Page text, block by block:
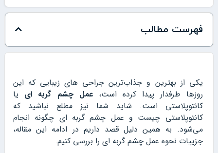
فهرست مطالب
یکی از بهترین و جذاب‌ترین جراحی های زیبایی که این
روزها طرفدار پیدا کرده است،عمل چشم گربه ای یا
کانتوپلاستی است. شاید شما نیز مطلع نباشید که
کانتوپلاستی چیست و عمل چشم گربه ای چگونه انجام
می‌شود. به همین دلیل قصد داریم در ادامه این مقاله،
جزییات نحوه عمل چشم گربه ای را بررسی کنیم.